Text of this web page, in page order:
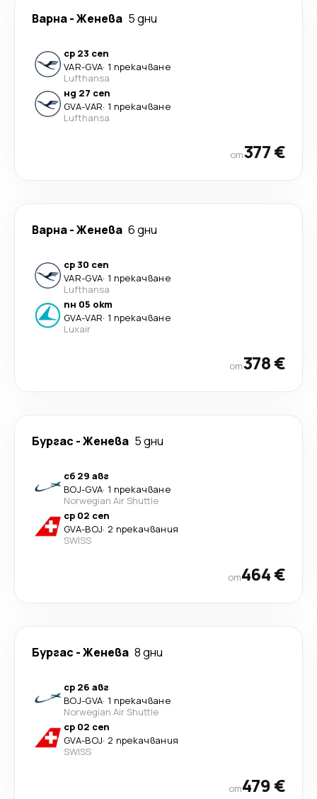
Варна-Женева 5 дни
ср 23 сеп
VAR-GVA· 1 прекачване
Lufthansa
нд 27 сеп
GVA-VAR· 1 прекачване
Lufthansa
от377 €
Варна-Женева 6 дни
ср 30 сеп
VAR-GVA· 1 прекачване
Lufthansa
пн 05 окт
GVA-VAR· 1 прекачване
Luxair
от378 €
Бургас -Женева 5 дни
сб 29 авг
BOJ-GVA· 1 прекачване
Norwegian Air Shuttle
ср 02 сеп
GVA-BOJ· 2 прекачвания
SWISS
от464 €
Бургас -Женева 8 дни
ср 26 авг
BOJ-GVA· 1 прекачване
Norwegian Air Shuttle
ср 02 сеп
GVA-BOJ· 2 прекачвания
SWISS
от479 €